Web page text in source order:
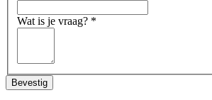
Wat is je vraag? *
Bevestig